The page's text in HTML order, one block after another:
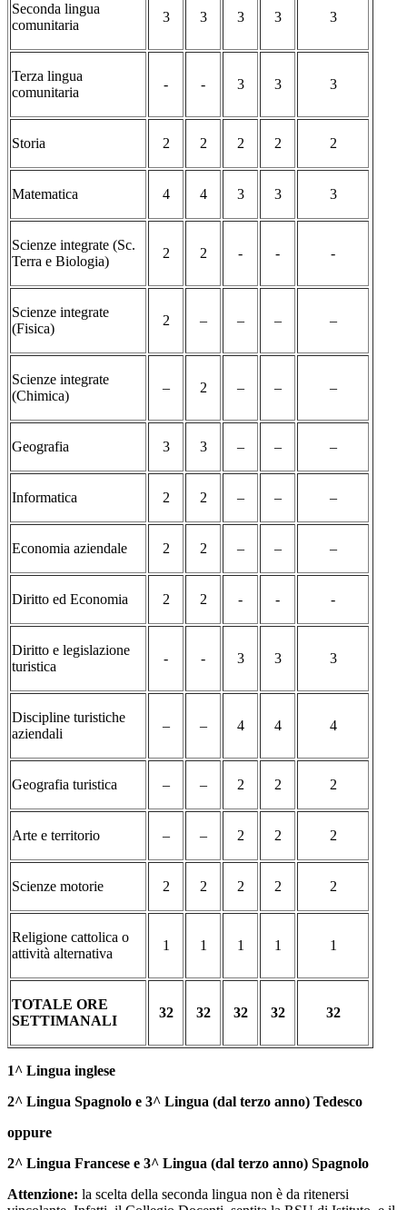
Seconda lingua
comunitaria
3 3 3 3 3
Terza lingua
comunitaria
- - 3 3 3
Storia 2 2 2 2 2
Matematica 4 4 3 3 3
Scienze integrate (Sc.
Terra e Biologia)
2 2 - - -
Scienze integrate
(Fisica)
2 – – – –
Scienze integrate
(Chimica)
– 2 – – –
Geografia 3 3 – – –
Informatica 2 2 – – –
Economia aziendale 2 2 – – –
Diritto ed Economia 2 2 - - -
Diritto e legislazione
turistica
- - 3 3 3
Discipline turistiche
aziendali
– – 4 4 4
Geografia turistica – – 2 2 2
Arte e territorio – – 2 2 2
Scienze motorie 2 2 2 2 2
Religione cattolica o
attività alternativa
1 1 1 1 1
TOTALE ORE
SETTIMANALI
32 32 32 32 32
1^ Lingua inglese
2^ Lingua Spagnolo e 3^ Lingua (dal terzo anno) Tedesco
oppure
2^ Lingua Francese e 3^ Lingua (dal terzo anno) Spagnolo
Attenzione: la scelta della seconda lingua non è da ritenersi